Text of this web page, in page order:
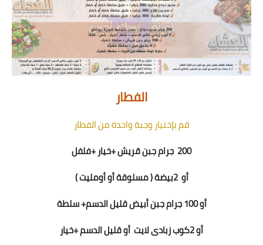
الفطار
قم بإختيار وجبة واحدة من الفطار
200 جرام جبن قريش +خيار +فلفل
أو 2بيضة ( مسلوقة أو أومليت )
أو 100 جرام جبن أبيض قليل الدسم+ سلطة
أو2كوب زبادى لايت أو قليل الدسم +خيار